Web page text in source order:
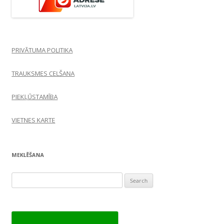
PRIVĀTUMA POLITIKA
TRAUKSMES CELŠANA
PIEKĻŪSTAMĪBA
VIETNES KARTE
MEKLĒŠANA
for: